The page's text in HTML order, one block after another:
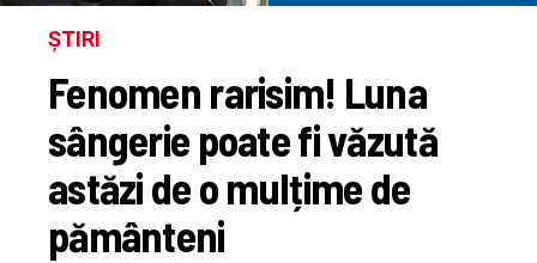
ȘTIRI
Fenomen rarisim! Luna
sângerie poate fi văzută
astăzi de o mulțime de
pământeni